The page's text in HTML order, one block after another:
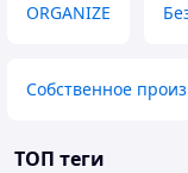
ORGANIZE
Собственное
ТОП теги